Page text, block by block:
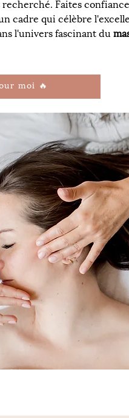
Faites
cadre qui célèbre
l'univers fascinant du
moi 🔥